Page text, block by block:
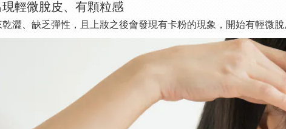
輕微脫皮、有顆粒感
澀、缺乏彈性，且上妝之後會發現有卡粉的現象，開始有輕微